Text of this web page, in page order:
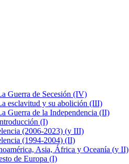
Guerra de Secesión (IV)
esclavitud y su abolición (III)
Guerra de la Independencia (II)
(I)
(2006-2023) (y III)
(1994-2004) (II)
Asia, África y Oceanía (y II)
de Europa (I)